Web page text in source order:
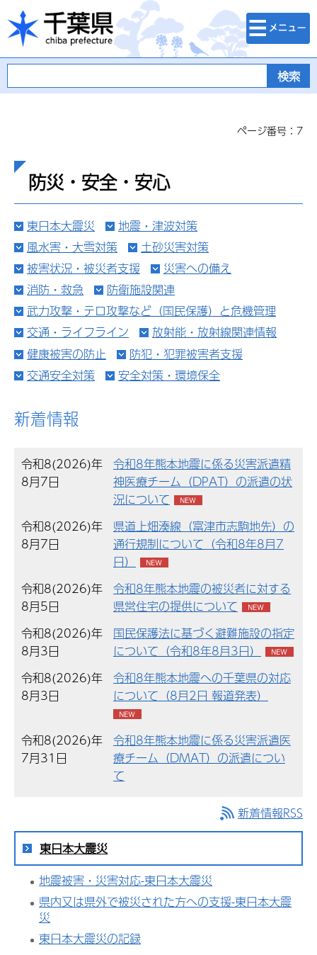
千葉県
検索・メニュ
ー
ページ番号：7
防災・安全・安心
東日本大震災
地震・津波対策
風水害・大雪対策
土砂災害対策
被害状況・被災者支援
災害への備え
消防・救急
防衛施設関連
武力攻撃・テロ攻撃など（国民保護）と危機管理
交通・ライフライン
放射能・放射線関連情報
健康被害の防止
防犯・犯罪被害者支援
交通安全対策
安全対策・環境保全
新着情報
令和8(2026)年
8月7日
令和8年熊本地震に係る災害派遣精
神医療チーム（DPAT）の派遣の状
況について
令和8(2026)年
8月7日
県道上畑湊線（富津市志駒地先）の
通行規制について（令和8年8月7
日）
令和8(2026)年
8月5日
令和8年熊本地震の被災者に対する
県営住宅の提供について
令和8(2026)年
8月3日
国民保護法に基づく避難施設の指定
について（令和8年8月3日）
令和8(2026)年
8月3日
令和8年熊本地震への千葉県の対応
について（8月2日 報道発表）
令和8(2026)年
7月31日
令和8年熊本地震に係る災害派遣医
療チーム（DMAT）の派遣につい
て
新着情報RSS
東日本大震災
地震被害・災害対応-東日本大震災
県内又は県外で被災された方への支援-東日本大震
災
東日本大震災の記録